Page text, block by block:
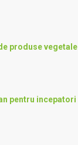
produse vegetale
pentru incepatori